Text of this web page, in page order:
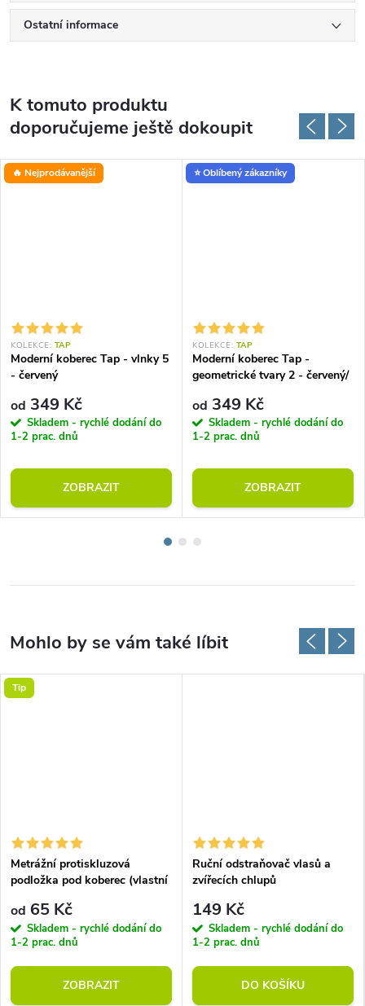
Ostatní informace
K tomuto produktu
doporučujeme ještě dokoupit
🔥 Nejprodávanější
KOLEKCE: TAP
Moderní koberec Tap - vlnky 5
- červený
od 349 Kč
Skladem - rychlé dodání do
1-2 prac. dnů
ZOBRAZIT
⭐ Oblíbený zákazníky
KOLEKCE: TAP
Moderní koberec Tap -
geometrické tvary 2 - červený/
od 349 Kč
Skladem - rychlé dodání do
1-2 prac. dnů
ZOBRAZIT
Tip
Metrážní protiskluzová
podložka pod koberec (vlastní
od 65 Kč
Skladem - rychlé dodání do
1-2 prac. dnů
ZOBRAZIT
Ruční odstraňovač vlasů a
zvířecích chlupů
149 Kč
Skladem - rychlé dodání do
1-2 prac. dnů
DO KOŠÍKU